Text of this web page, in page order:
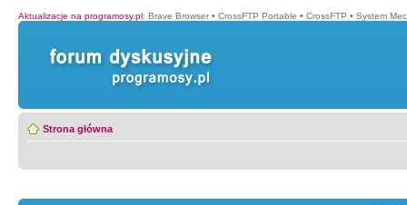
Aktualizacje na programosy.pl: Brave Browser • CrossFTP Portable • CrossFTP • System
Strona główna